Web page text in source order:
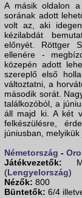
A másik oldalon
sorának adott
volt az, aki
kézilabdát
előnyét. Röttger
ellenére -
közepén adott
szereplő első
változtatni, a
második sorát.
találkozóból, a
áll majd ki. A két
felkészülésre,
júniusban,
Németország -
Játékvezetők:
(Lengyelország)
Nézők: 800
Büntetők: 6/4